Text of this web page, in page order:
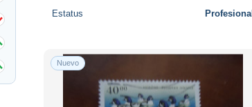
Estatus Profesional
Nuevo